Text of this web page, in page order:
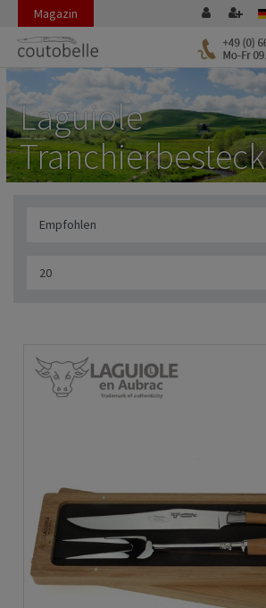
Magazin
Laguiole
Tranchierbesteck